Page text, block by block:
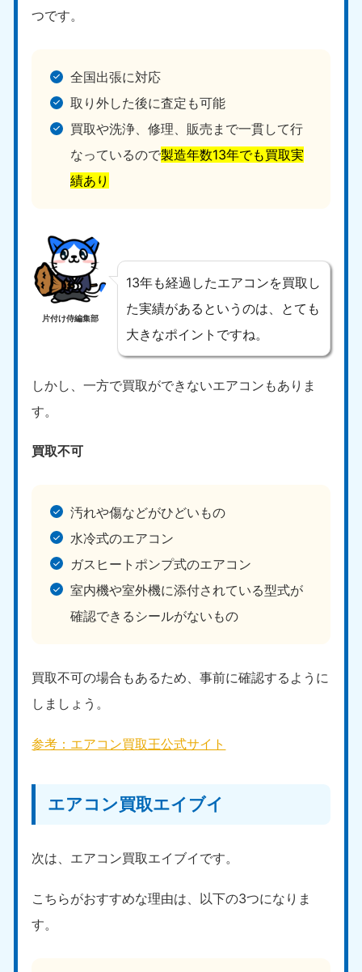
つです。
全国出張に対応
取り外した後に査定も可能
買取や洗浄、修理、販売まで一貫して行
なっているので製造年数13年でも買取実
績あり
片付け侍編集部
13年も経過したエアコンを買取し
た実績があるというのは、とても
大きなポイントですね。
しかし、一方で買取ができないエアコンもありま
す。
買取不可
汚れや傷などがひどいもの
水冷式のエアコン
ガスヒートポンプ式のエアコン
室内機や室外機に添付されている型式が
確認できるシールがないもの
買取不可の場合もあるため、事前に確認するように
しましょう。
参考：エアコン買取王公式サイト
エアコン買取エイブイ
次は、エアコン買取エイブイです。
こちらがおすすめな理由は、以下の3つになりま
す。